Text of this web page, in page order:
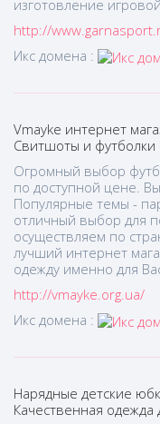
изготовление
http://
Икс домена :
Vmayke интернет
Свитшоты и футболки
Огромный выбор
по доступной цене.
Популярные темы -
отличный выбор для
осуществляем по
лучший интернет
одежду именно для
http://vmayke.org.ua/
Икс домена :
Нарядные детские
Качественная одежда